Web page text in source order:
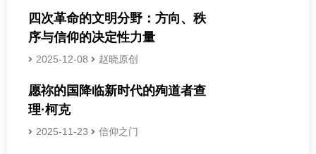
四次革命的文明分野：方向、秩
序与信仰的决定性力量
2025-12-08 赵晓原创
愿祢的国降临新时代的殉道者查
理·柯克
2025-11-23 信仰之门